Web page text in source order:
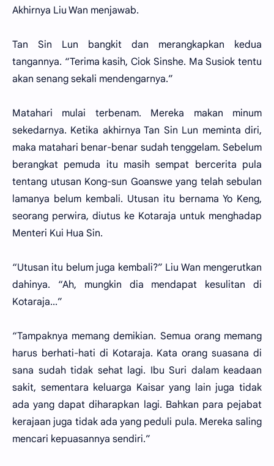
Akhirnya Liu Wan menjawab.
Tan Sin Lun bangkit dan merangkapkan kedua
tangannya. “Terima kasih, Ciok Sinshe. Ma Susiok tentu
akan senang sekali mendengarnya.”
Matahari mulai terbenam. Mereka makan minum
sekedarnya. Ketika akhirnya Tan Sin Lun meminta diri,
maka matahari benar-benar sudah tenggelam. Sebelum
berangkat pemuda itu masih sempat bercerita pula
tentang utusan Kong-sun Goanswe yang telah sebulan
lamanya belum kembali. Utusan itu bernama Yo Keng,
seorang perwira, diutus ke Kotaraja untuk menghadap
Menteri Kui Hua Sin.
“Utusan itu belum juga kembali?” Liu Wan mengerutkan
dahinya. “Ah, mungkin dia mendapat kesulitan di
Kotaraja...”
“Tampaknya memang demikian. Semua orang memang
harus berhati-hati di Kotaraja. Kata orang suasana di
sana sudah tidak sehat lagi. Ibu Suri dalam keadaan
sakit, sementara keluarga Kaisar yang lain juga tidak
ada yang dapat diharapkan lagi. Bahkan para pejabat
kerajaan juga tidak ada yang peduli pula. Mereka saling
mencari kepuasannya sendiri.”